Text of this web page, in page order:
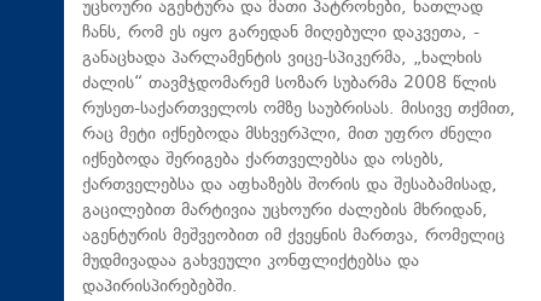
უცხოური აგენტურა და მათი პატრონები, ნათლად
ჩანს, რომ ეს იყო გარედან მიღებული დაკვეთა, -
განაცხადა პარლამენტის ვიცე-სპიკერმა, „ხალხის
ძალის“ თავმჯდომარემ სოზარ სუბარმა 2008 წლის
რუსეთ-საქართველოს ომზე საუბრისას. მისივე თქმით,
რაც მეტი იქნებოდა მსხვერპლი, მით უფრო ძნელი
იქნებოდა შერიგება ქართველებსა და ოსებს,
ქართველებსა და აფხაზებს შორის და შესაბამისად,
გაცილებით მარტივია უცხოური ძალების მხრიდან,
აგენტურის მეშვეობით იმ ქვეყნის მართვა, რომელიც
მუდმივადაა გახვეული კონფლიქტებსა და
დაპირისპირებებში.